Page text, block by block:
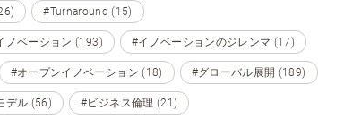
#Turnaround (15)
ノベーション (193) #イノベーションのジレンマ (17)
#オープンイノベーション (18) #グローバル展開 (189)
デル (56) #ビジネス倫理 (21)